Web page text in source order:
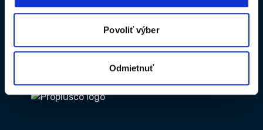
Povoliť výber
Odmietnuť
Zaregistrovať sa